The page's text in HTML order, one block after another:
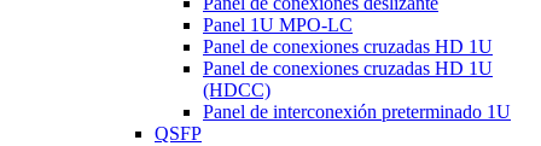
Panel 1U MPO-LC
Panel de conexiones cruzadas HD 1U
Panel de conexiones cruzadas HD 1U
(HDCC)
Panel de interconexión preterminado 1U
QSFP